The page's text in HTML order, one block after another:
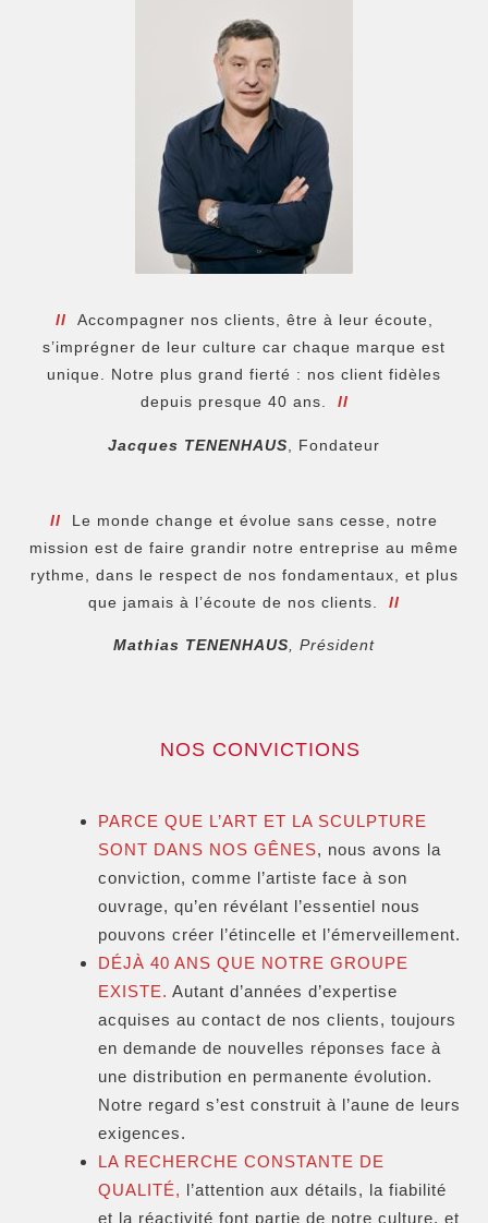
ll Accompagner nos clients, être à leur écoute,
s’imprégner de leur culture car chaque marque est
unique. Notre plus grand fierté : nos client fidèles
depuis presque 40 ans. ll
Jacques TENENHAUS , Fondateur
ll Le monde change et évolue sans cesse, notre
mission est de faire grandir notre entreprise au même
rythme, dans le respect de nos fondamentaux, et plus
que jamais à l’écoute de nos clients. ll
Mathias TENENHAUS, Président
NOS CONVICTIONS
PARCE QUE L’ART ET LA SCULPTURE
SONT DANS NOS GÊNES, nous avons la
conviction, comme l’artiste face à son
ouvrage, qu’en révélant l’essentiel nous
pouvons créer l’étincelle et l’émerveillement.
DÉJÀ 40 ANS QUE NOTRE GROUPE
EXISTE. Autant d’années d’expertise
acquises au contact de nos clients, toujours
en demande de nouvelles réponses face à
une distribution en permanente évolution.
Notre regard s’est construit à l’aune de leurs
exigences.
LA RECHERCHE CONSTANTE DE
QUALITÉ, l’attention aux détails, la fiabilité
et la réactivité font partie de notre culture, et